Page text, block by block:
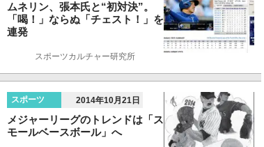
ムネリン、張本氏と“初対決”。
「喝！」ならぬ「チェスト！」を
連発
スポーツカルチャー研究所
スポーツ 2014年10月21日
メジャーリーグのトレンドは「ス
モールベースボール」へ